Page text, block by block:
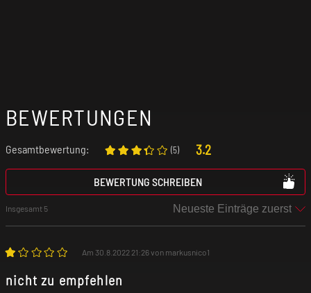
BEWERTUNGEN
Gesamtbewertung: (5) 3.2
BEWERTUNG SCHREIBEN
Insgesamt 5
Am 30.8.2022 21:26 von markusnico1
nicht zu empfehlen